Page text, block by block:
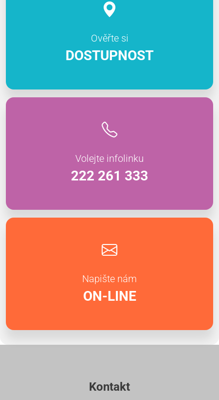
Ověřte si
DOSTUPNOST
Volejte infolinku
222 261 333
Napište nám
ON-LINE
Kontakt